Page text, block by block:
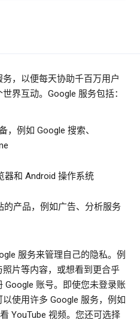
，以便每天协助千百万用户
界互动。Google 服务包括：
，例如 Google 搜索、
器和 Android 操作系统
的产品，例如广告、分析服务
服务来管理自己的隐私。例
片等内容，或想看到更合乎
Google 账号。即使您未登录账
使用许多 Google 服务，例如
YouTube 视频。您还可选择